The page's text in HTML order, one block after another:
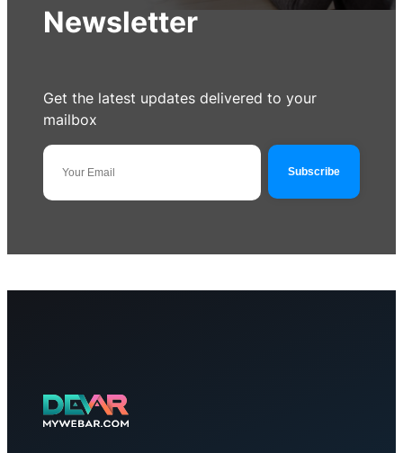
Newsletter
Get the latest updates delivered to your
mailbox